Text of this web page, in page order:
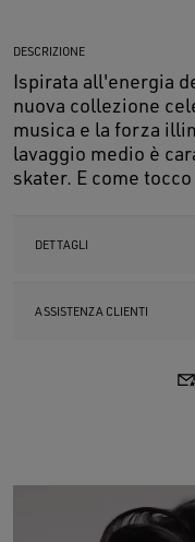
DESCRIZIONE
Ispirata all'energia
nuova collezione
musica e la forza
lavaggio medio è
skater. E come
DETTAGLI
ASSISTENZA CLIENTI